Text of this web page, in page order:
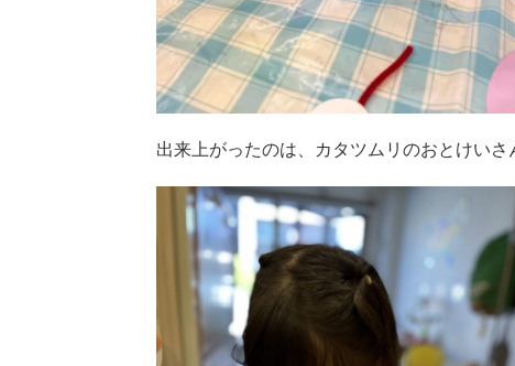
出来上がったのは、カタツムリのおとけいさ